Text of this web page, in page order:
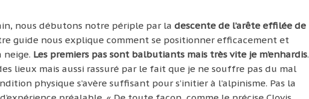
nous débutons notre périple par la descente de l’arête effilée de
guide nous explique comment se positionner efficacement et
neige. Les premiers pas sont balbutiants mais très vite je m’enhardis.
lieux mais aussi rassuré par le fait que je ne souffre pas du mal
physique s’avère suffisant pour s’initier à l’alpinisme. Pas la